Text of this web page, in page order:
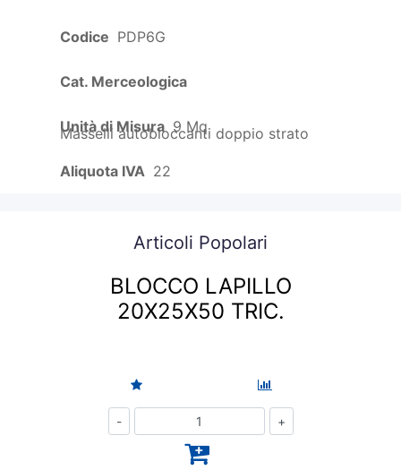
Codice PDP6G
Cat. Merceologica
Masselli autobloccanti doppio strato
Unità di Misura 9 Mq
Aliquota IVA 22
Articoli Popolari
BLOCCO LAPILLO
20X25X50 TRIC.